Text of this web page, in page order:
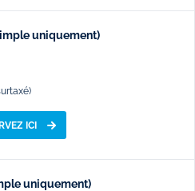
uniquement)
ICI
uniquement)